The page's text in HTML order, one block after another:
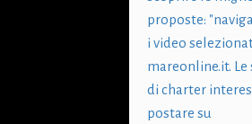
proposte:
i video
mareonline.it. Le
di charter
postare su